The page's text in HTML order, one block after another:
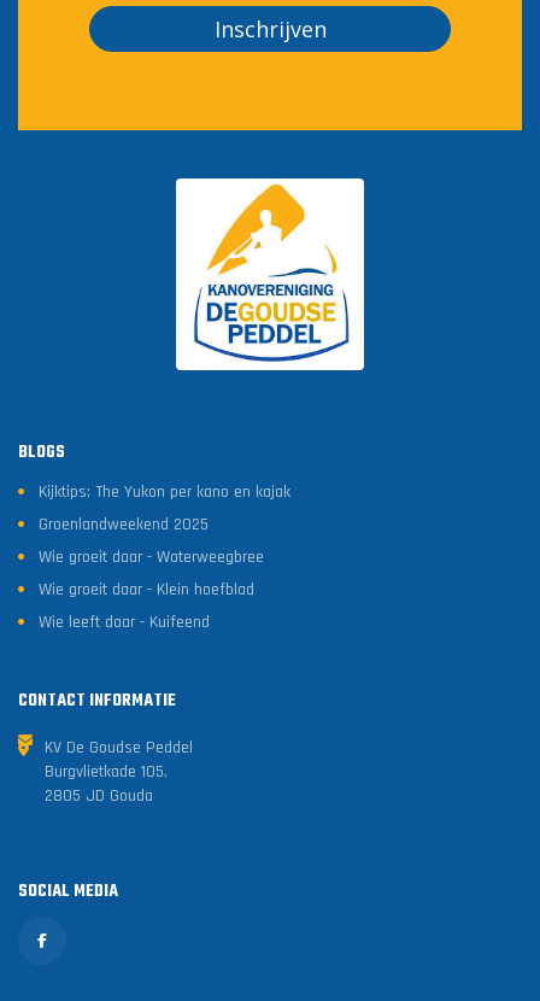
Inschrijven
BLOGS
Kijktips: The Yukon per kano en kajak
Groenlandweekend 2025
Wie groeit daar - Waterweegbree
Wie groeit daar - Klein hoefblad
Wie leeft daar - Kuifeend
CONTACT INFORMATIE
KV De Goudse Peddel
Burgvlietkade 105,
2805 JD Gouda
SOCIAL MEDIA